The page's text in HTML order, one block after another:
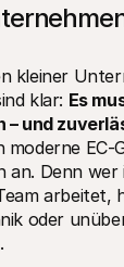
kleiner
klar: Es
– und
moderne EC-
an. Denn
arbeitet,
oder